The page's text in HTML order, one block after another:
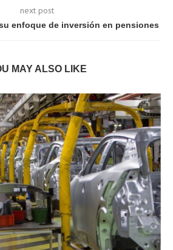
next post
enfoque de inversión en pensiones
MAY ALSO LIKE